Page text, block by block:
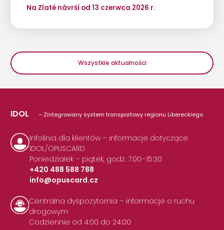
Na Zlaté návrší od 13 czerwca 2026 r.
Wszystkie aktualności
IDOL – Zintegrowany system transportowy regionu Libereckiego
Infolinia dla klientów – informacje dotyczące
IDOL/OPUSCARD
Poniedziałek – piątek, godz. 7:00–15:30
+420 488 588 788
|
info@opuscard.cz
Centralna dyspozytornia – informacje o ruchu
drogowym
Codziennie od 4:00 do 24:00